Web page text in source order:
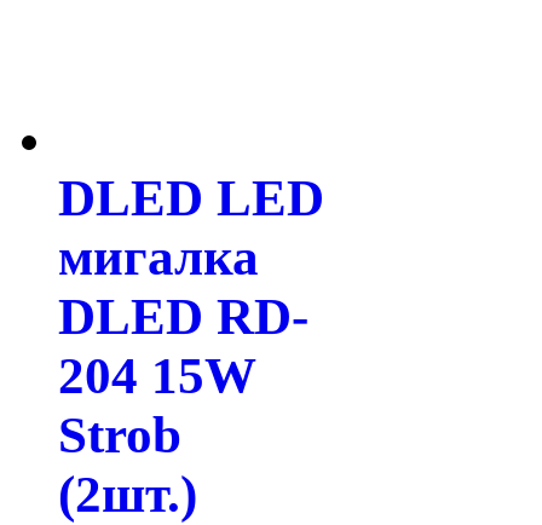
DLED LED
мигалка
DLED RD-
204 15W
Strob
(2шт.)